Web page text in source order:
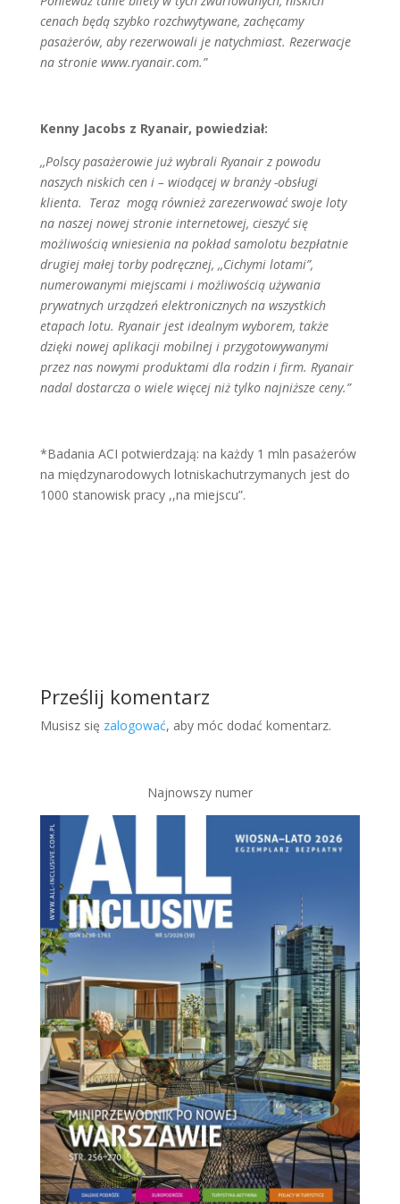
cenach będą szybko rozchwytywane, zachęcamy
pasażerów, aby rezerwowali je natychmiast. Rezerwacje
na stronie www.ryanair.com.”
Kenny Jacobs z Ryanair, powiedział:
,,Polscy pasażerowie już wybrali Ryanair z powodu
naszych niskich cen i – wiodącej w branży -obsługi
klienta. Teraz mogą również zarezerwować swoje loty
na naszej nowej stronie internetowej, cieszyć się
możliwością wniesienia na pokład samolotu bezpłatnie
drugiej małej torby podręcznej, ,,Cichymi lotami”,
numerowanymi miejscami i możliwością używania
prywatnych urządzeń elektronicznych na wszystkich
etapach lotu. Ryanair jest idealnym wyborem, także
dzięki nowej aplikacji mobilnej i przygotowywanymi
przez nas nowymi produktami dla rodzin i firm. Ryanair
nadal dostarcza o wiele więcej niż tylko najniższe ceny.”
*Badania ACI potwierdzają: na każdy 1 mln pasażerów
na międzynarodowych lotniskachutrzymanych jest do
1000 stanowisk pracy ,,na miejscu”.
Prześlij komentarz
Musisz się zalogować, aby móc dodać komentarz.
Najnowszy numer